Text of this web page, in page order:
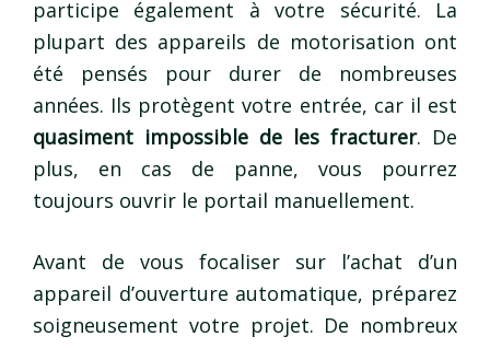
participe également à votre sécurité. La
plupart des appareils de motorisation ont
été pensés pour durer de nombreuses
années. Ils protègent votre entrée, car il est
quasiment impossible de les fracturer. De
plus, en cas de panne, vous pourrez
toujours ouvrir le portail manuellement.
Avant de vous focaliser sur l’achat d’un
appareil d’ouverture automatique, préparez
soigneusement votre projet. De nombreux